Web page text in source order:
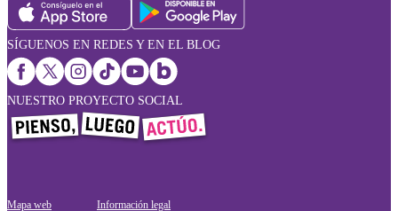
SÍGUENOS EN REDES Y EN EL BLOG
NUESTRO PROYECTO SOCIAL
Mapa web Información legal